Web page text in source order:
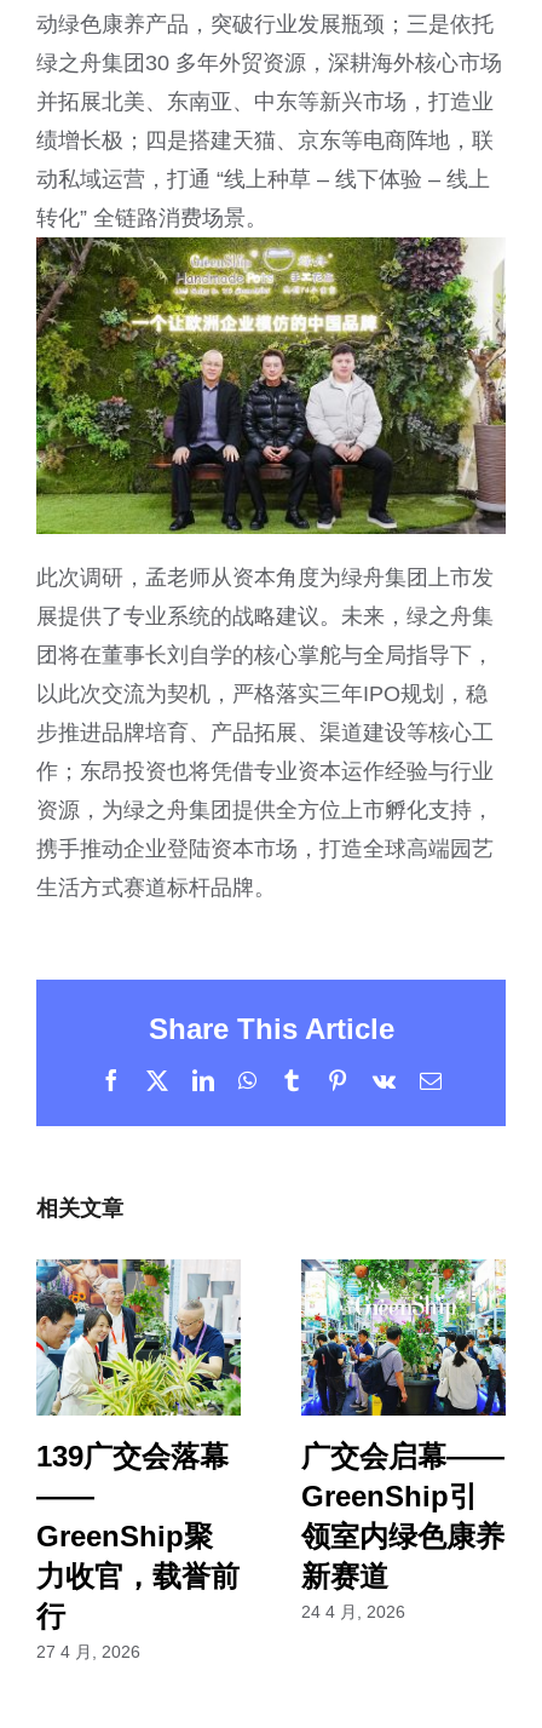
动绿色康养产品，突破行业发展瓶颈；三是依托
绿之舟集团30 多年外贸资源，深耕海外核心市场
并拓展北美、东南亚、中东等新兴市场，打造业
绩增长极；四是搭建天猫、京东等电商阵地，联
动私域运营，打通 “线上种草 – 线下体验 – 线上
转化” 全链路消费场景。
此次调研，孟老师从资本角度为绿舟集团上市发
展提供了专业系统的战略建议。未来，绿之舟集
团将在董事长刘自学的核心掌舵与全局指导下，
以此次交流为契机，严格落实三年IPO规划，稳
步推进品牌培育、产品拓展、渠道建设等核心工
作；东昂投资也将凭借专业资本运作经验与行业
资源，为绿之舟集团提供全方位上市孵化支持，
携手推动企业登陆资本市场，打造全球高端园艺
生活方式赛道标杆品牌。
Share This Article
Facebook LinkedInWhatsApp
TumblrPinterest
Vk
电
相关文章
139广交会落幕
——
GreenShip聚
力收官，载誉前
行
27 4 月, 2026
广交会启幕——
GreenShip引
领室内绿色康养
新赛道
24 4 月, 2026